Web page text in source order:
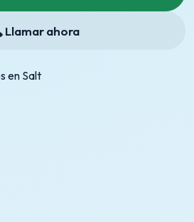
Llamar ahora